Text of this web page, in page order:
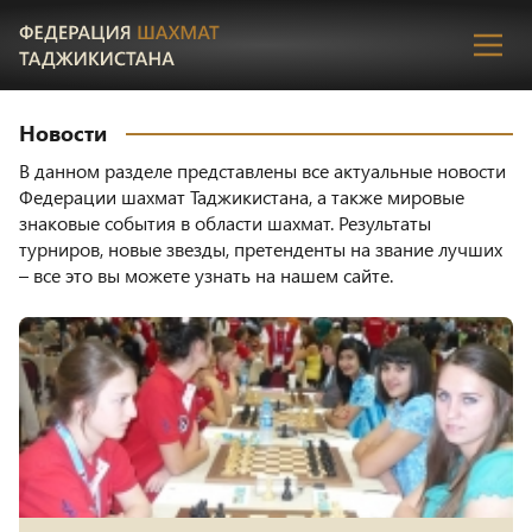
Новости
В данном разделе представлены все актуальные новости
Федерации шахмат Таджикистана, а также мировые
знаковые события в области шахмат. Результаты
турниров, новые звезды, претенденты на звание лучших
– все это вы можете узнать на нашем сайте.